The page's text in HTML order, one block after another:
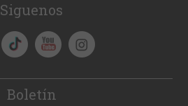
Siguenos
Boletín